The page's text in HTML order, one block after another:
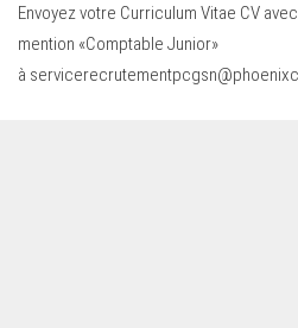
Envoyez votre Curriculum Vitae CV
mention «Comptable Junior»
à